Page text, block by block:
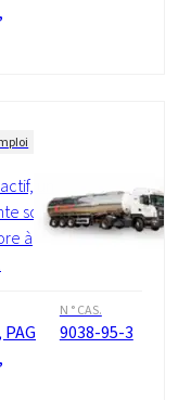
un
sous
à
N ° CAS.
9038-95-3